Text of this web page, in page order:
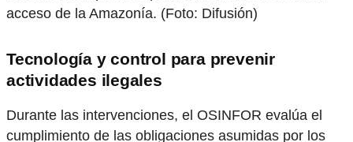
acceso de la Amazonía. (Foto: Difusión)
Tecnología y control para prevenir
actividades ilegales
Durante las intervenciones, el OSINFOR evalúa el
cumplimiento de las obligaciones asumidas por los